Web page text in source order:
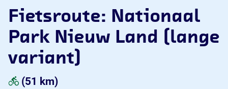
Fietsroute: Nationaal
Park Nieuw Land (lange
variant)
(51 km)